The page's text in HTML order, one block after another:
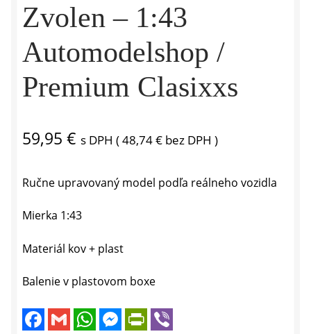
Zvolen – 1:43
Automodelshop /
Premium Clasixxs
59,95 € s DPH (48,74€ bez DPH )
Ručne upravovaný model podľa reálneho vozidla
Mierka 1:43
Materiál kov + plast
Balenie v plastovom boxe
G
m
W M